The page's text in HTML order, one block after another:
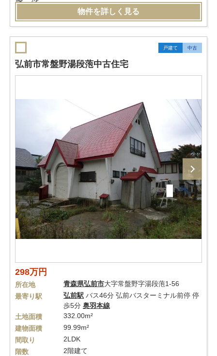
物件を詳しく見る
戸建て 中古
弘前市常盤野湯段萢中古住宅
298万円
所在地 青森県弘前市大字常盤野字湯段萢1-56
最寄り駅
弘前駅 バス46分 弘前バスターミナル前停 停
歩5分 奥羽本線
土地面積
332.00m²
建物面積
99.99m²
間取り
2LDK
階数
2階建て